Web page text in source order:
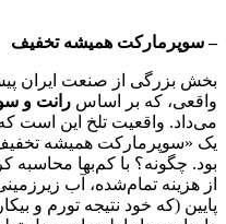
– سوپرمارکت همیشه تخفیف
بخش بزرگی از صنعت ایران
واقعی، که بر اساس رانت و
می‌داد. واقعیت تلخ این است
یک «سوپرمارکت همیشه
بود. چگونه؟ با کم‌بها محاسبه
از هزینه تمام‌شده، آب
پایین (که خود نتیجه تورم و